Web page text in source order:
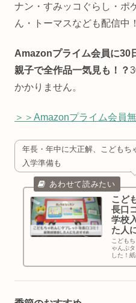
ナン・すみッコぐらし・ポ
ん・トーマスなども配信中！
Amazonプライム会員に30
親子で全作品一気見も！？
かかりません。
＞＞Amazonプライム会員
年長・年中に大正解、こどもち
入学準備も
こど
長口
学校
た人
こども
ゃんぷ
した！